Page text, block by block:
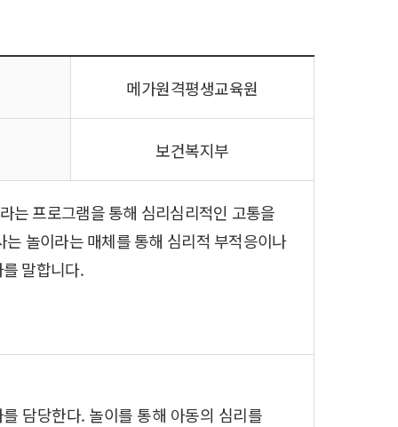
메가원격평생교육원
보건복지부
는 프로그램을 통해 심리심리적인 고통을
놀이라는 매체를 통해 심리적 부적응이나
말합니다.
담당한다. 놀이를 통해 아동의 심리를